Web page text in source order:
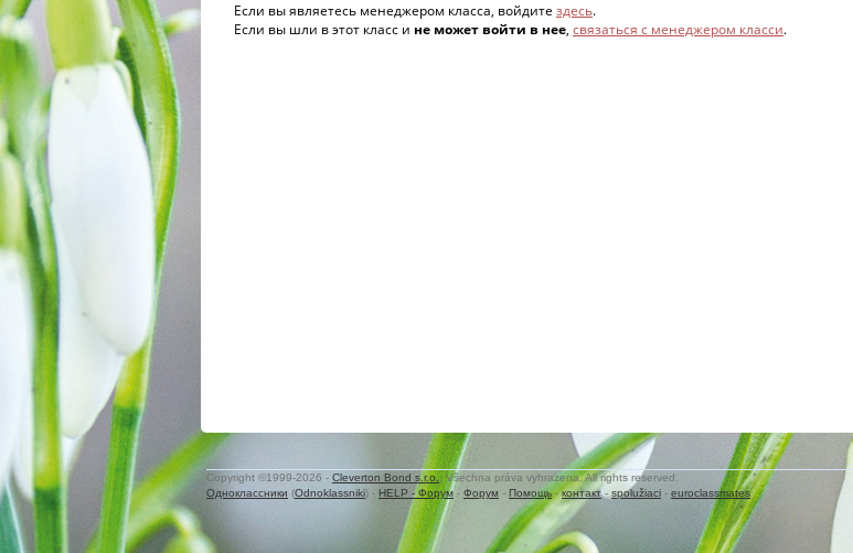
Если вы являетесь менеджером класса, войдите здесь.
Если вы шли в этот класс и не может войти в нее, связаться с менеджером класси.
Copyright ©1999-2026 - Cleverton Bond s.r.o.
. Všechna práva vyhrazena. All rights reserved.
Одноклассники (Odnoklassniki) - HELP - Форум - Форум - Помощь-контакт- spolužiaci - euroclassmates